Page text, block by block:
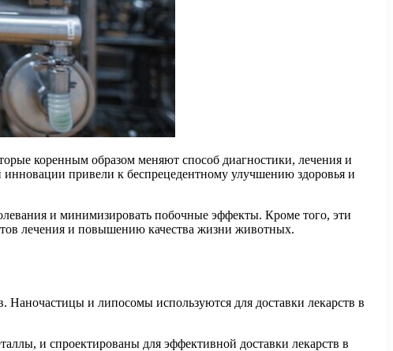
коренным образом меняют способ диагностики, лечения и
привели к беспрецедентному улучшению здоровья и
и минимизировать побочные эффекты. Кроме того, эти
лечения и повышению качества жизни животных.
и липосомы используются для доставки лекарств в
и спроектированы для эффективной доставки лекарств в